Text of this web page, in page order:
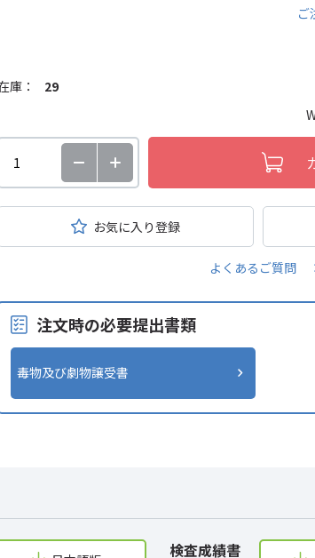
ご
庫： 29
お気に入り登録
よくあるご質問
注文時の必要提出書類
毒物及び劇物譲受書
検査成績書